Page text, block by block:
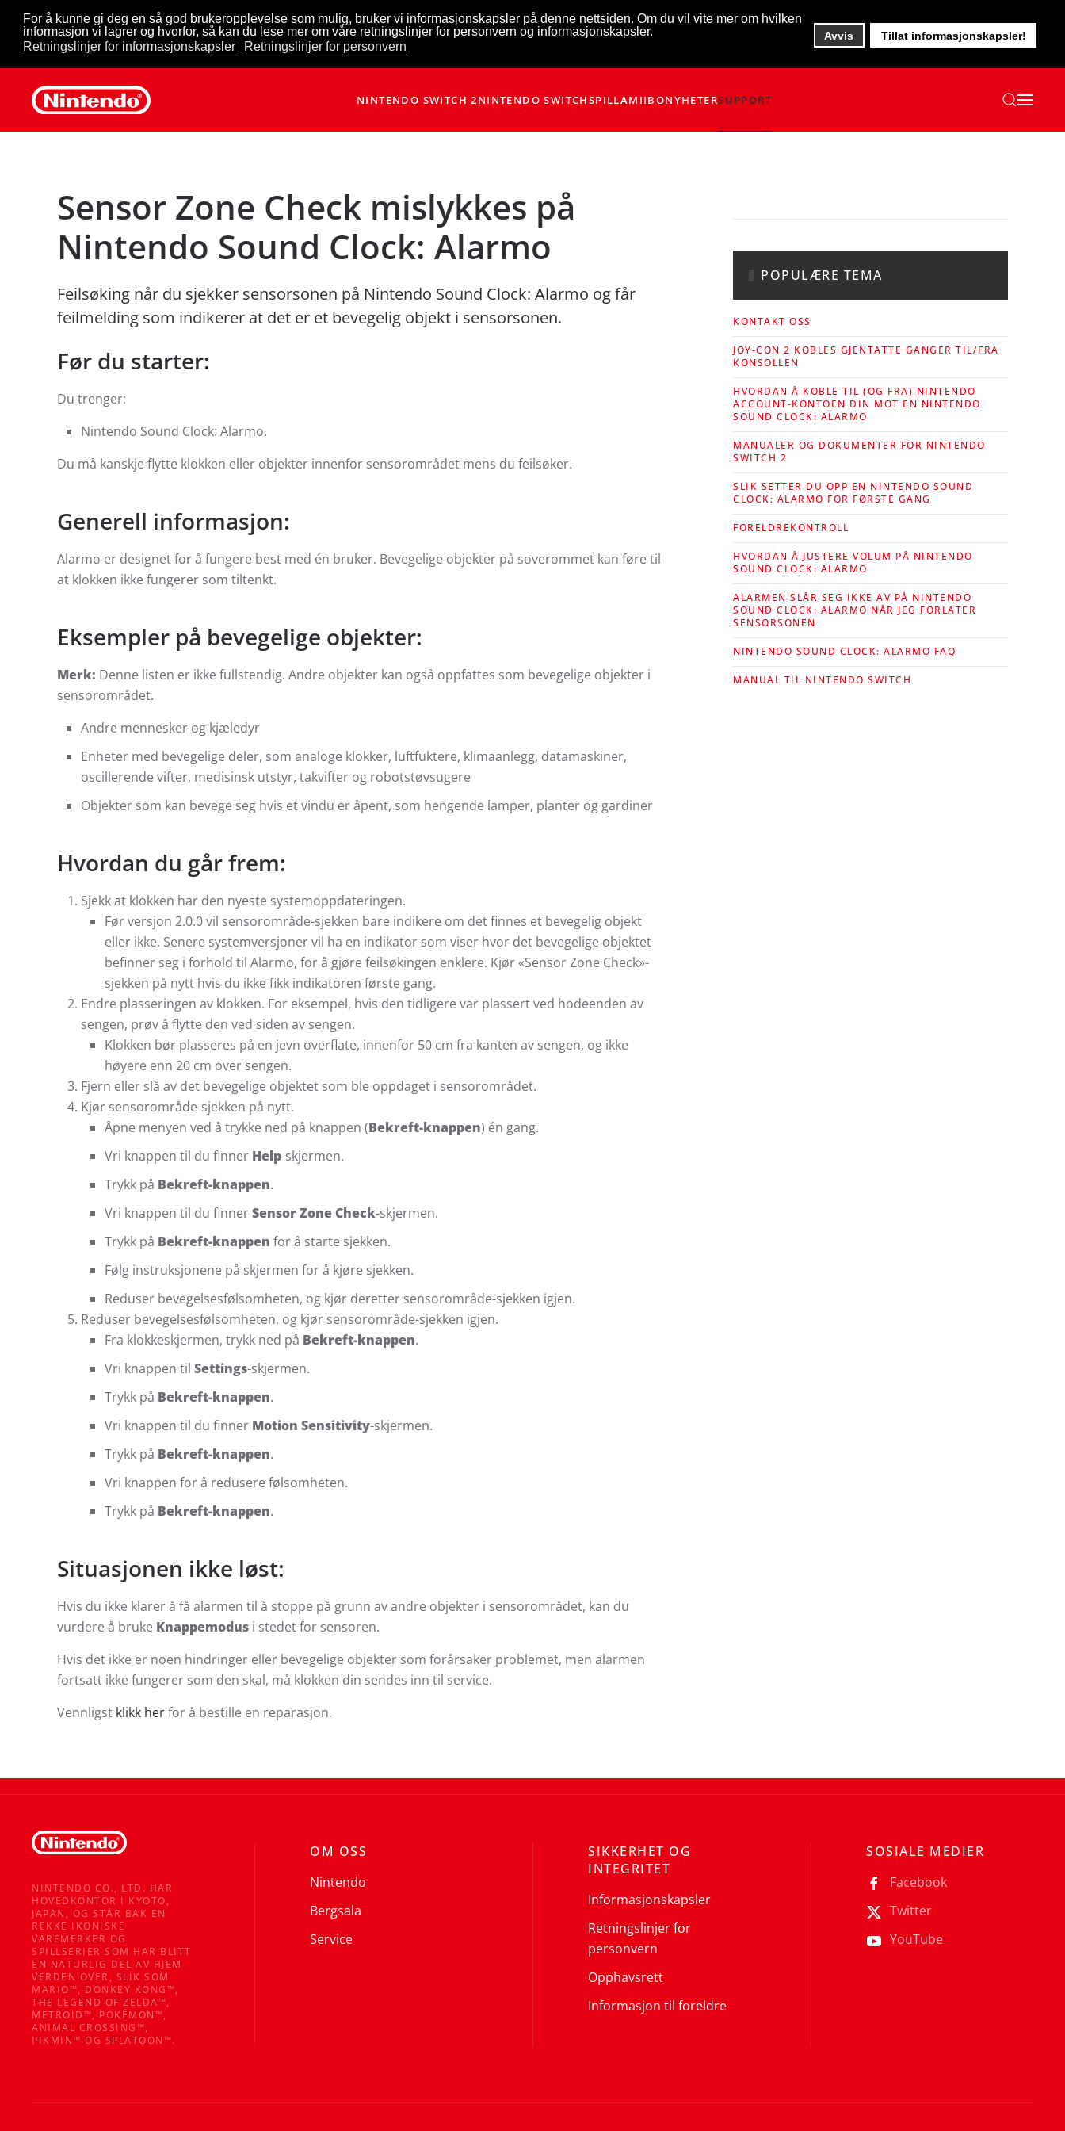
For å kunne gi deg en så god brukeropplevelse som mulig, bruker vi informasjonskapsler på denne nettsiden. Om du vil vite mer om hvilken
informasjon vi lagrer og hvorfor, så kan du lese mer om våre retningslinjer for personvern og informasjonskapsler.
Retningslinjer for informasjonskapsler
Retningslinjer for personvern
Avvis Tillat informasjonskapsler!
Skip to main content
NINTENDO SWITCH 2NINTENDO SWITCHSPILLAMIIBONYHETERSUPPORT
Sensor Zone Check mislykkes på
Nintendo Sound Clock: Alarmo
Feilsøking når du sjekker sensorsonen på Nintendo Sound Clock: Alarmo og får
feilmelding som indikerer at det er et bevegelig objekt i sensorsonen.
Før du starter:
Du trenger:
Nintendo Sound Clock: Alarmo.
Du må kanskje flytte klokken eller objekter innenfor sensorområdet mens du feilsøker.
Generell informasjon:
Alarmo er designet for å fungere best med én bruker. Bevegelige objekter på soverommet kan føre til
at klokken ikke fungerer som tiltenkt.
Eksempler på bevegelige objekter:
Merk: Denne listen er ikke fullstendig. Andre objekter kan også oppfattes som bevegelige objekter i
sensorområdet.
Andre mennesker og kjæledyr
Enheter med bevegelige deler, som analoge klokker, luftfuktere, klimaanlegg, datamaskiner,
oscillerende vifter, medisinsk utstyr, takvifter og robotstøvsugere
Objekter som kan bevege seg hvis et vindu er åpent, som hengende lamper, planter og gardiner
Hvordan du går frem:
Sjekk at klokken har den nyeste systemoppdateringen.
Før versjon 2.0.0 vil sensorområde-sjekken bare indikere om det finnes et bevegelig objekt
eller ikke. Senere systemversjoner vil ha en indikator som viser hvor det bevegelige objektet
befinner seg i forhold til Alarmo, for å gjøre feilsøkingen enklere. Kjør «Sensor Zone Check»-
sjekken på nytt hvis du ikke fikk indikatoren første gang.
Endre plasseringen av klokken. For eksempel, hvis den tidligere var plassert ved hodeenden av
sengen, prøv å flytte den ved siden av sengen.
Klokken bør plasseres på en jevn overflate, innenfor 50 cm fra kanten av sengen, og ikke
høyere enn 20 cm over sengen.
Fjern eller slå av det bevegelige objektet som ble oppdaget i sensorområdet.
Kjør sensorområde-sjekken på nytt.
Åpne menyen ved å trykke ned på knappen (Bekreft-knappen) én gang.
Vri knappen til du finner Help-skjermen.
Trykk på Bekreft-knappen.
Vri knappen til du finnerSensor Zone Check-skjermen.
Trykk på Bekreft-knappen for å starte sjekken.
Følg instruksjonene på skjermen for å kjøre sjekken.
Reduser bevegelsesfølsomheten, og kjør deretter sensorområde-sjekken igjen.
Reduser bevegelsesfølsomheten, og kjør sensorområde-sjekken igjen.
Fra klokkeskjermen, trykk ned på Bekreft-knappen.
Vri knappen til Settings-skjermen.
Trykk på Bekreft-knappen.
Vri knappen til du finner Motion Sensitivity-skjermen.
Trykk på Bekreft-knappen.
Vri knappen for å redusere følsomheten.
Trykk på Bekreft-knappen.
Situasjonen ikke løst:
Hvis du ikke klarer å få alarmen til å stoppe på grunn av andre objekter i sensorområdet, kan du
vurdere å bruke Knappemodus i stedet for sensoren.
Hvis det ikke er noen hindringer eller bevegelige objekter som forårsaker problemet, men alarmen
fortsatt ikke fungerer som den skal, må klokken din sendes inn til service.
Vennligst klikk herfor å bestille en reparasjon.
POPULÆRE TEMA
KONTAKT OSS
JOY-CON 2 KOBLES GJENTATTE GANGER TIL/FRA
KONSOLLEN
HVORDAN Å KOBLE TIL (OG FRA) NINTENDO
ACCOUNT-KONTOEN DIN MOT EN NINTENDO
SOUND CLOCK: ALARMO
MANUALER OG DOKUMENTER FOR NINTENDO
SWITCH 2
SLIK SETTER DU OPP EN NINTENDO SOUND
CLOCK: ALARMO FOR FØRSTE GANG
FORELDREKONTROLL
HVORDAN Å JUSTERE VOLUM PÅ NINTENDO
SOUND CLOCK: ALARMO
ALARMEN SLÅR SEG IKKE AV PÅ NINTENDO
SOUND CLOCK: ALARMO NÅR JEG FORLATER
SENSORSONEN
NINTENDO SOUND CLOCK: ALARMO FAQ
MANUAL TIL NINTENDO SWITCH
NINTENDO CO., LTD. HAR
HOVEDKONTOR I KYOTO,
JAPAN, OG STÅR BAK EN
REKKE IKONISKE
VAREMERKER OG
SPILLSERIER SOM HAR BLITT
EN NATURLIG DEL AV HJEM
VERDEN OVER, SLIK SOM
MARIO™, DONKEY KONG™,
THE LEGEND OF ZELDA™,
METROID™, POKÉMON™,
ANIMAL CROSSING™,
PIKMIN™ OG SPLATOON™.
OM OSS
Nintendo
Bergsala
Service
SIKKERHET OG
INTEGRITET
Informasjonskapsler
Retningslinjer for
personvern
Opphavsrett
Informasjon til foreldre
SOSIALE MEDIER
Facebook
Twitter
YouTube